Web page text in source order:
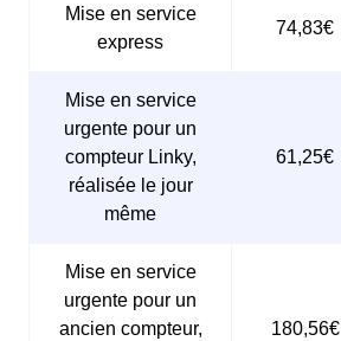
Mise en service
express
74,83€
Mise en service
urgente pour un
compteur Linky,
réalisée le jour
même
61,25€
Mise en service
urgente pour un
ancien compteur,
180,56€